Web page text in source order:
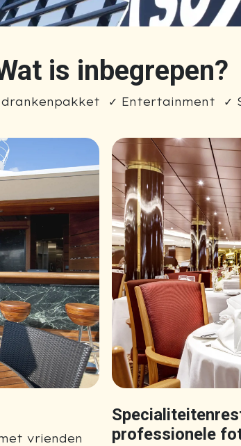
is inbegrepen?
✓ Entertainment ✓
vrienden
professionele